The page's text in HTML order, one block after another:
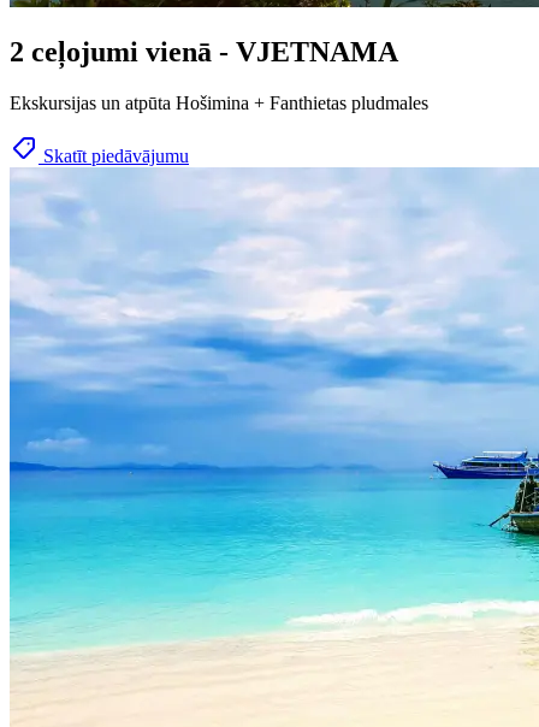
2 ceļojumi vienā - VJETNAMA
Ekskursijas un atpūta Hošimina + Fanthietas pludmales
Skatīt piedāvājumu